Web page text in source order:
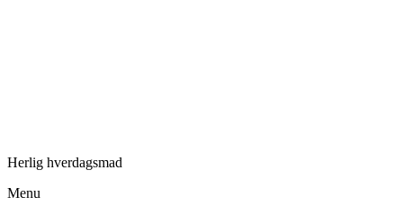
Herlig hverdagsmad
Menu